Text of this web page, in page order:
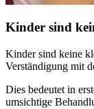
Kinder sind
Kinder sind keine
Verständigung mit
Dies bedeutet in
umsichtige